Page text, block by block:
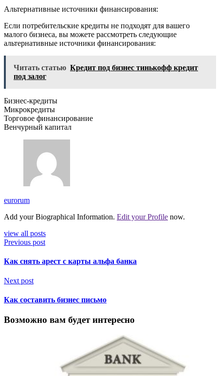
Альтернативные источники финансирования:
Если потребительские кредиты не подходят для вашего
малого бизнеса, вы можете рассмотреть следующие
альтернативные источники финансирования:
Читать статью Кредит под бизнес тинькофф кредит
под залог
Бизнес-кредиты
Микрокредиты
Торговое финансирование
Венчурный капитал
eurorum
Add your Biographical Information. Edit your Profile now.
view all posts
Previous post
Как снять арест с карты альфа банка
Next post
Как составить бизнес письмо
Возможно вам будет интересно